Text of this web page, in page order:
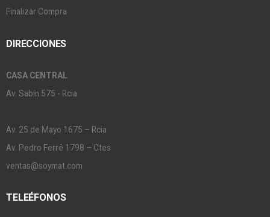
Finalizar Compra
DIRECCIONES
CASA CENTRAL
Av. Sabín 575 - Rcia
Av. 25 de Mayo 1675 – Rcia
Av. Pedro Ferré 1798 – Ctes
ventas@soymat.com
TELEÉFONOS